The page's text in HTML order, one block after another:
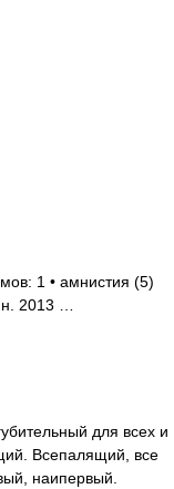
1 • амнистия (5)
2013 …
для всех и
Всепалящий, все
наипервый.